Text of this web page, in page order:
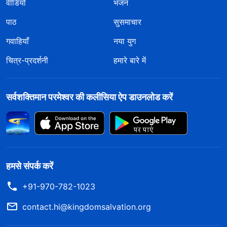
वीडियो
भजन
पाठ
सुसमाचार
गवाहियाँ
नया युग
चित्र-प्रदर्शनी
हमारे बारे में
सर्वशक्तिमान परमेश्वर की कलीसिया ऐप डाउनलोड करें
हमसे संपर्क करें
+91-970-782-1023
contact.hi@kingdomsalvation.org